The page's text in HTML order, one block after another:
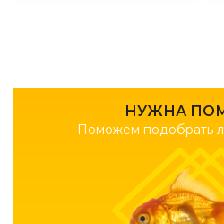
НУЖНА
Поможем подобрать